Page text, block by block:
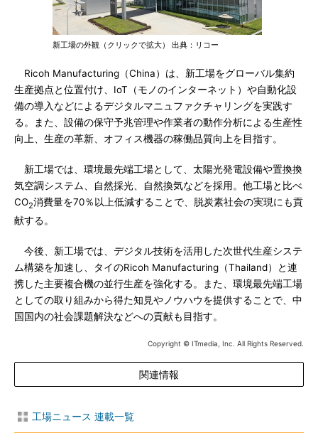
新工場の外観（クリックで拡大） 出典：リコー
Ricoh Manufacturing（China）は、新工場をグローバル集約
生産拠点と位置付け、IoT（モノのインターネット）や自動化設
備の導入などによるデジタルマニュファクチャリングを実践す
る。また、設備の保守予兆管理や作業者の動作分析による生産性
向上、生産の革新、オフィス機器の稼働品質向上を目指す。
新工場では、環境最先端工場として、太陽光発電設備や置換換
気空調システム、自然採光、自然換気などを採用。他工場と比べ
CO2消費量を70％以上低減することで、脱炭素社会の実現にも貢
献する。
今後、新工場では、デジタル技術を活用した次世代生産システ
ム構築を加速し、タイのRicoh Manufacturing（Thailand）と連
携した主要複合機の並行生産を強化する。また、環境最先端工場
としての取り組みから得た知見やノウハウを提供することで、中
国国内の社会課題解決などへの貢献も目指す。
Copyright © ITmedia, Inc. All Rights Reserved.
関連情報
工場ニュース 連載一覧